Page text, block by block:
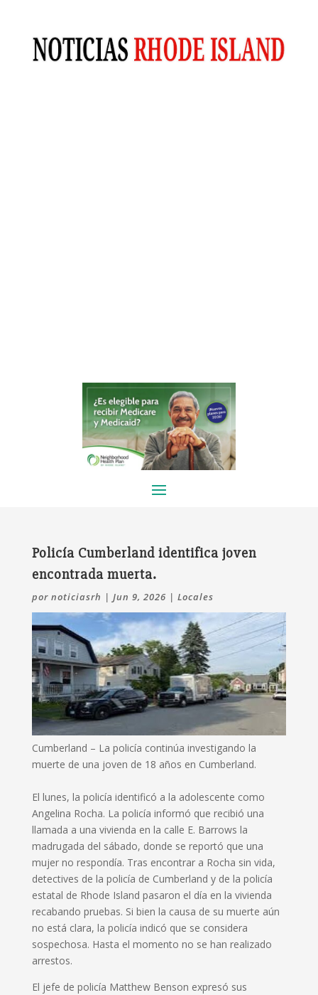
Policía Cumberland identifica joven
encontrada muerta.
por noticiasrh | Jun 9, 2026 | Locales
Cumberland – La policía continúa investigando la
muerte de una joven de 18 años en Cumberland.
El lunes, la policía identificó a la adolescente como
Angelina Rocha. La policía informó que recibió una
llamada a una vivienda en la calle E. Barrows la
madrugada del sábado, donde se reportó que una
mujer no respondía. Tras encontrar a Rocha sin vida,
detectives de la policía de Cumberland y de la policía
estatal de Rhode Island pasaron el día en la vivienda
recabando pruebas. Si bien la causa de su muerte aún
no está clara, la policía indicó que se considera
sospechosa. Hasta el momento no se han realizado
arrestos.
El jefe de policía Matthew Benson expresó sus